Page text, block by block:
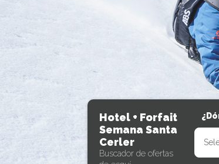
Hotel + Forfait
Semana Santa
Cerler
Buscador de ofertas